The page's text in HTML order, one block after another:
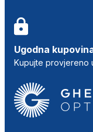
Ugodna
Kupujte provjereno